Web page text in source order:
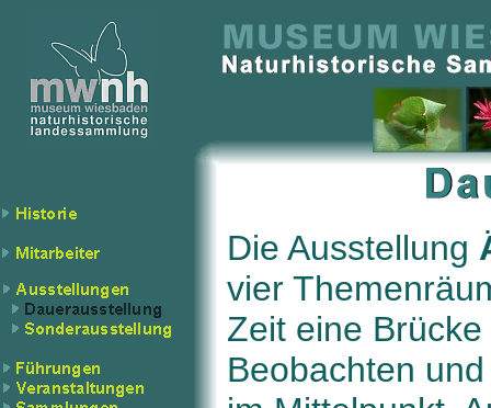
Die Ausstellung
vier
Zeit eine
Beobachten